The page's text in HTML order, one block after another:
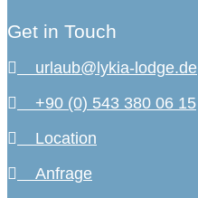
Get in Touch
urlaub@lykia-lodge.de
+90 (0) 543 380 06 15
Location
Anfrage